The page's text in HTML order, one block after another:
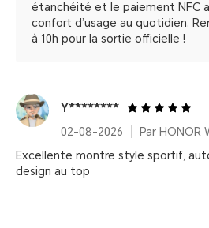
étanchéité et le paiement NFC
confort d’usage au quotidien.
à 10h pour la sortie officielle !
Y********
02-08-2026
Excellente montre style sportif,
design au top